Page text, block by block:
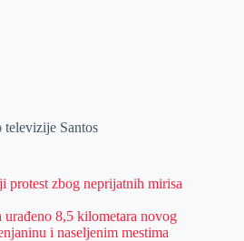
Santos
protest zbog neprijatnih mirisa
urađeno 8,5 kilometara novog
i naseljenim mestima